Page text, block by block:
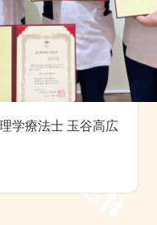
理学療法士 玉谷高広